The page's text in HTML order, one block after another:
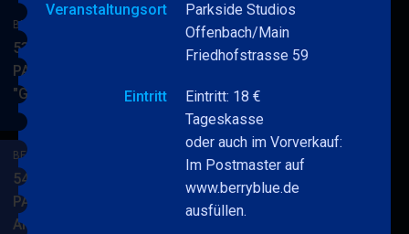
BERRY BLUE & BAND
53. JAZZ Matinee in den
PARKSIDE STUDIOS
"Gypsy Jazz"
MEHRBERRY
BERRY BLUE & BAND
54. JAZZ Matinee in den
PARKSIDE STUDIOS
American Songbook
Veranstaltungsort
Parkside Studios
Offenbach/Main
Friedhofstrasse 59
Eintritt
Eintritt: 18 €
Tageskasse
oder auch im Vorverkauf:
Im Postmaster auf
www.berryblue.de
ausfüllen.